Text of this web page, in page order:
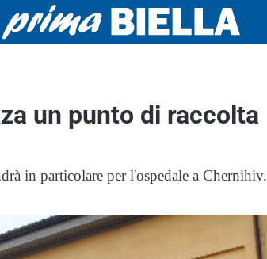
un punto di raccolta
in particolare per l'ospedale a Chernihiv.